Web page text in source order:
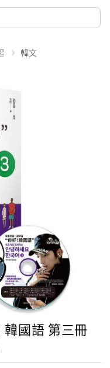
韓文
國語 第三冊